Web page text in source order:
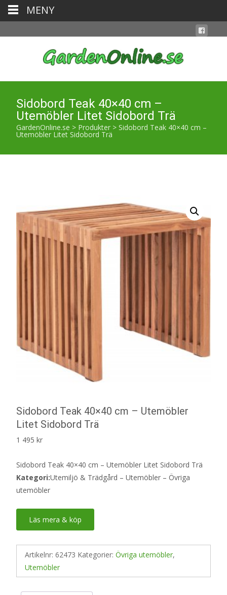
Sidobord Teak 40×40 cm –
Utemöbler Litet Sidobord Trä
GardenOnline.se > Produkter > Sidobord Teak 40×40 cm –
Utemöbler Litet Sidobord Trä
Sidobord Teak 40×40 cm – Utemöbler
Litet Sidobord Trä
1 495 kr
Sidobord Teak 40×40 cm – Utemöbler Litet Sidobord Trä
Kategori:Utemiljö & Trädgård – Utemöbler – Övriga
utemöbler
Läs mera & köp
Artikelnr: 62473 Kategorier: Övriga utemöbler,
Utemöbler
MENY